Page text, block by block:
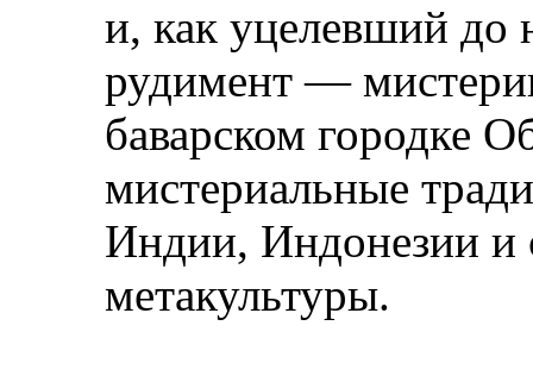
и, как уцелевший до
рудимент —
баварском городке
мистериальные
Индии, Индонезии и
метакультуры.